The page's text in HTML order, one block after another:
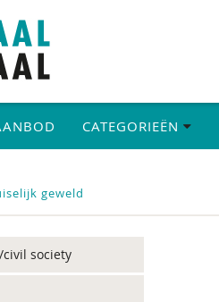
CATEGORIEËN
geweld
society